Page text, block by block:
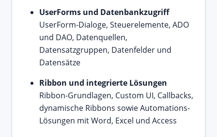
UserForms und Datenbankzugriff
UserForm-Dialoge, Steuerelemente, ADO
und DAO, Datenquellen,
Datensatzgruppen, Datenfelder und
Datensätze
Ribbon und integrierte Lösungen
Ribbon-Grundlagen, Custom UI, Callbacks,
dynamische Ribbons sowie Automations-
Lösungen mit Word, Excel und Access